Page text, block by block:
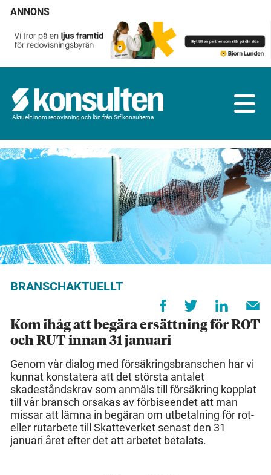
ANNONS
Aktuellt inom redovisning och lön från Srf konsulterna
BRANSCHAKTUELLT
Kom ihåg att begära ersättning för ROT
och RUT innan 31 januari
Genom vår dialog med försäkringsbranschen har vi
kunnat konstatera att det största antalet
skadeståndskrav som anmäls till försäkring kopplat
till vår bransch orsakas av förbiseendet att man
missar att lämna in begäran om utbetalning för rot-
eller rutarbete till Skatteverket senast den 31
januari året efter det att arbetet betalats.